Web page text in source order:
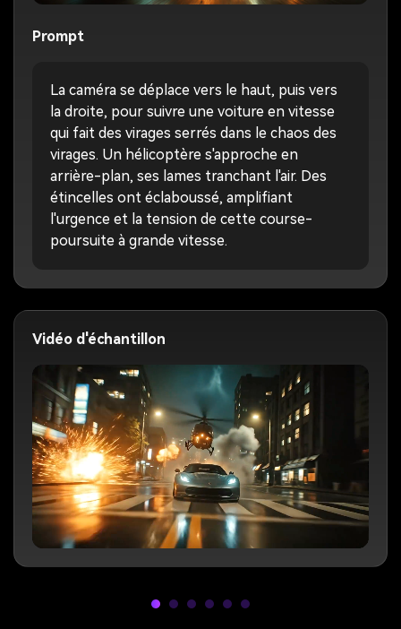
Prompt
La caméra se déplace vers le haut, puis vers
la droite, pour suivre une voiture en vitesse
qui fait des virages serrés dans le chaos des
virages. Un hélicoptère s'approche en
arrière-plan, ses lames tranchant l'air. Des
étincelles ont éclaboussé, amplifiant
l'urgence et la tension de cette course-
poursuite à grande vitesse.
Vidéo d'échantillon